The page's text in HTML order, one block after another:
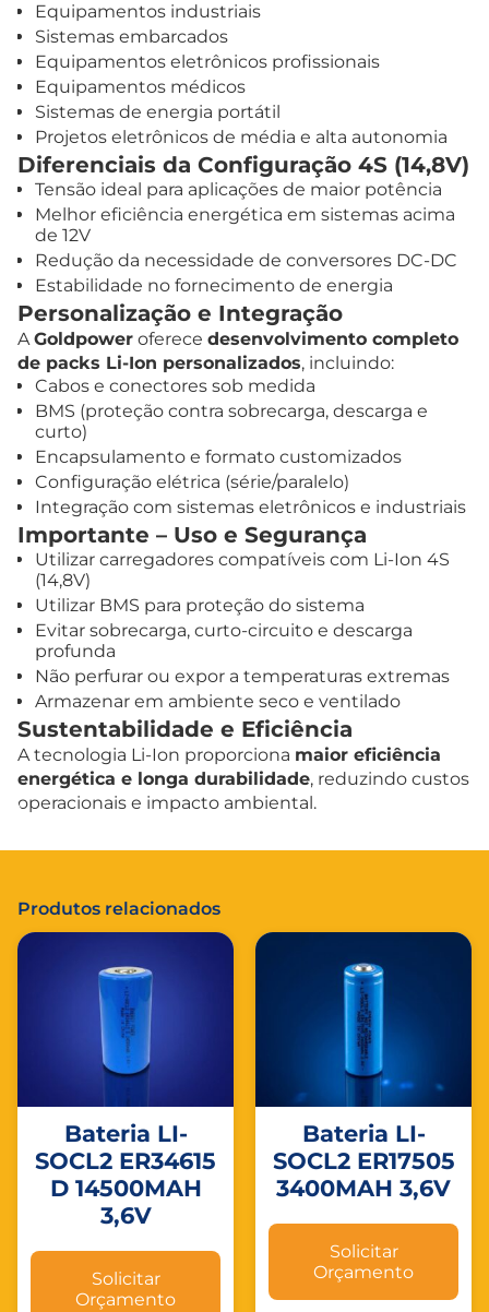
Equipamentos industriais
Sistemas embarcados
Equipamentos eletrônicos profissionais
Equipamentos médicos
Sistemas de energia portátil
Projetos eletrônicos de média e alta autonomia
Diferenciais da Configuração 4S (14,8V)
Tensão ideal para aplicações de maior potência
Melhor eficiência energética em sistemas acima
de 12V
Redução da necessidade de conversores DC-DC
Estabilidade no fornecimento de energia
Personalização e Integração
AGoldpower oferece desenvolvimento completo
de packs Li-Ion personalizados, incluindo:
Cabos e conectores sob medida
BMS (proteção contra sobrecarga, descarga e
curto)
Encapsulamento e formato customizados
Configuração elétrica (série/paralelo)
Integração com sistemas eletrônicos e industriais
Importante – Uso e Segurança
Utilizar carregadores compatíveis com Li-Ion 4S
(14,8V)
Utilizar BMS para proteção do sistema
Evitar sobrecarga, curto-circuito e descarga
profunda
Não perfurar ou expor a temperaturas extremas
Armazenar em ambiente seco e ventilado
Sustentabilidade e Eficiência
A tecnologia Li-Ion proporciona maior eficiência
energética e longa durabilidade, reduzindo custos
operacionais e impacto ambiental.
Produtos relacionados
Bateria LI-
SOCL2 ER34615
D 14500MAH
3,6V
Solicitar
Orçamento
Bateria LI-
SOCL2 ER17505
3400MAH 3,6V
Solicitar
Orçamento